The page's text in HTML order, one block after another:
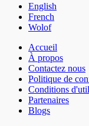
English
French
Wolof
Accueil
À propos
Contactez nous
Politique de
Conditions
Partenaires
Blogs